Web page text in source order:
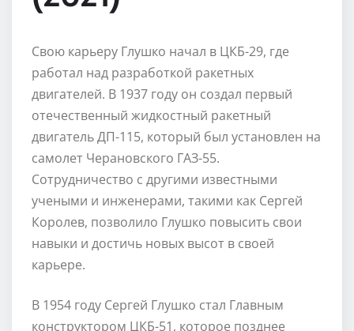
Свою карьеру Глушко начал в ЦКБ-29, где
работал над разработкой ракетных
двигателей. В 1937 году он создал первый
отечественный жидкостный ракетный
двигатель ДП-115, который был установлен на
самолет Черановского ГАЗ-55.
Сотрудничество с другими известными
учеными и инженерами, такими как Сергей
Королев, позволило Глушко повысить свои
навыки и достичь новых высот в своей
карьере.
В 1954 году Сергей Глушко стал Главным
конструктором ЦКБ-51, которое позднее